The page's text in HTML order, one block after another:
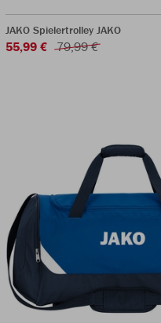
JAKO Spielertrolley JAKO
55,99 € 79,99 €